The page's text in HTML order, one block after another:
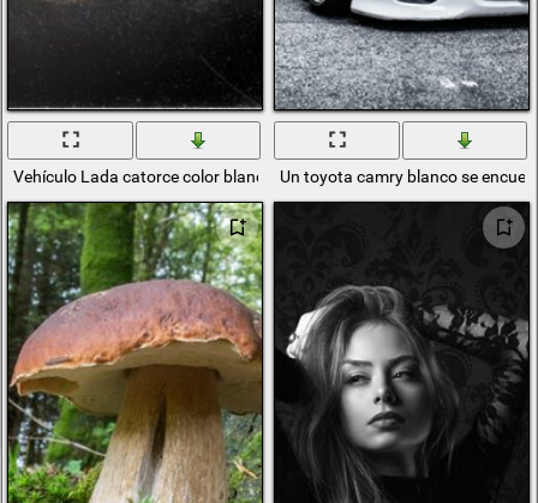
Vehículo Lada catorce color blanco Un toyota camry blanco se